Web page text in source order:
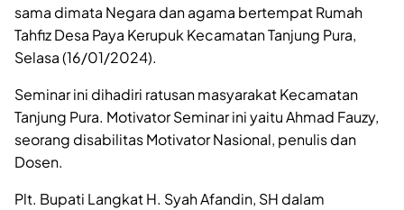
sama dimata Negara dan agama bertempat Rumah
Tahfiz Desa Paya Kerupuk Kecamatan Tanjung Pura,
Selasa (16/01/2024).
Seminar ini dihadiri ratusan masyarakat Kecamatan
Tanjung Pura. Motivator Seminar ini yaitu Ahmad Fauzy,
seorang disabilitas Motivator Nasional, penulis dan
Dosen.
Plt. Bupati Langkat H. Syah Afandin, SH dalam